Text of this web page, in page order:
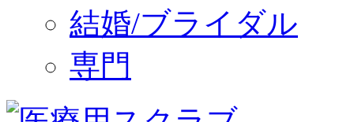
結婚/ブライダル
専門